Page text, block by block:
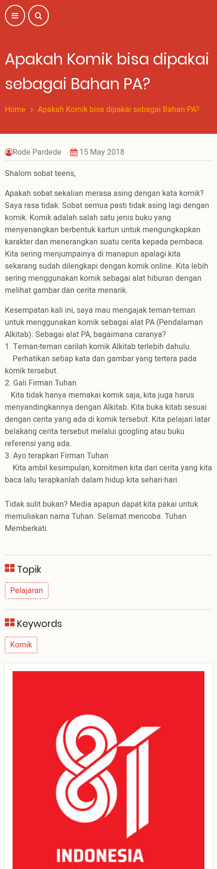
Skip
to
main
Apakah Komik bisa dipakai
sebagai Bahan PA?
Home Apakah Komik bisa dipakai sebagai Bahan PA?
Rode Pardede
15 May 2018
Shalom sobat teens,
Apakah sobat sekalian merasa asing dengan kata komik?
Saya rasa tidak. Sobat semua pasti tidak asing lagi dengan
komik. Komik adalah salah satu jenis buku yang
menyenangkan berbentuk kartun untuk mengungkapkan
karakter dan menerangkan suatu cerita kepada pembaca.
Kita sering menjumpainya di manapun apalagi kita
sekarang sudah dilengkapi dengan komik online. Kita lebih
sering menggunakan komik sebagai alat hiburan dengan
melihat gambar dan cerita menarik.
Kesempatan kali ini, saya mau mengajak teman-teman
untuk menggunakan komik sebagai alat PA (Pendalaman
Alkitab). Sebagai alat PA, bagaimana caranya?
1. Teman-teman carilah komik Alkitab terlebih dahulu.
Perhatikan setiap kata dan gambar yang tertera pada
komik tersebut.
2. Gali Firman Tuhan
Kita tidak hanya memakai komik saja, kita juga harus
menyandingkannya dengan Alkitab. Kita buka kitab sesuai
dengan cerita yang ada di komik tersebut. Kita pelajari latar
belakang cerita tersebut melalui googling atau buku
referensi yang ada.
3. Ayo terapkan Firman Tuhan
Kita ambil kesimpulan, komitmen kita dari cerita yang kita
baca lalu terapkanlah dalam hidup kita sehari-hari.
Tidak sulit bukan? Media apapun dapat kita pakai untuk
memuliakan nama Tuhan. Selamat mencoba. Tuhan
Memberkati.
Topik
Pelajaran
Keywords
Komik